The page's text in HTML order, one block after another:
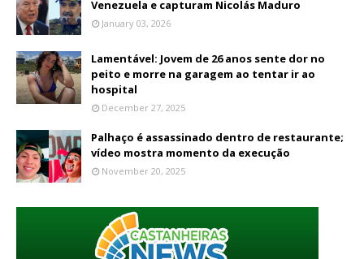
Venezuela e capturam Nicolás Maduro
January 03, 2026
Lamentável: Jovem de 26 anos sente dor no
peito e morre na garagem ao tentar ir ao
hospital
December 27, 2025
Palhaço é assassinado dentro de restaurante;
vídeo mostra momento da execução
November 20, 2025